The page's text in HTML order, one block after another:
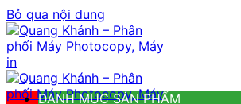
Bỏ qua nội dung
DANH MỤC SẢN PHẨM